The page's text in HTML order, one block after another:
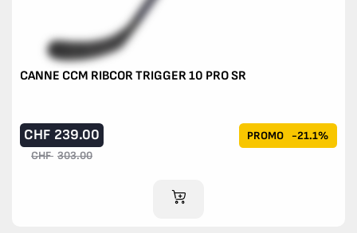
CANNE CCM RIBCOR TRIGGER 10 PRO SR
PROMO -21.1%
CHF 239.00
CHF 303.00
AJOUTER AU PANIER